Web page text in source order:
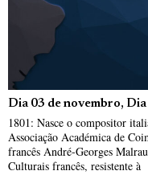
Dia 03 de novembro,
1801: Nasce o compositor
Associação Académica de
francês André-Georges
Culturais francês, resistente à